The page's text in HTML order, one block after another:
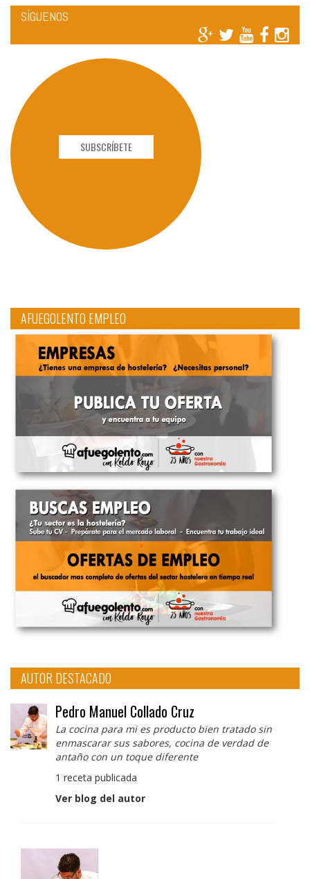
SÍGUENOS
SUBSCRÍBETE
AFUEGOLENTO EMPLEO
AUTOR DESTACADO
Pedro Manuel Collado Cruz
La cocina para mi es producto bien tratado sin
enmascarar sus sabores, cocina de verdad de
antaño con un toque diferente
1 receta publicada
Ver blog del autor